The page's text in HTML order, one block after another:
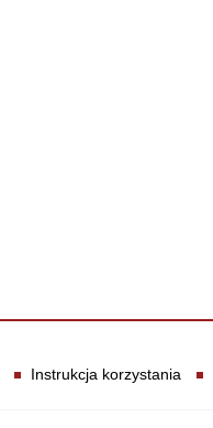
Instrukcja korzystania